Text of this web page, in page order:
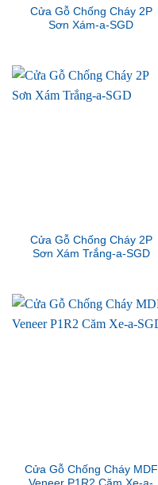
Cửa Gỗ Chống Cháy 2P
Sơn Xám-a-SGD
Cửa Gỗ Chống Cháy 2P
Sơn Xám Trắng-a-SGD
Cửa Gỗ Chống Cháy MDF